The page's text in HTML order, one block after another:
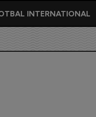
INTERNATIONAL